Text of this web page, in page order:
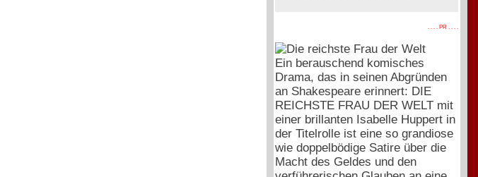
. . . . PR . . . .
Ein berauschend komisches
Drama, das in seinen Abgründen
an Shakespeare erinnert: DIE
REICHSTE FRAU DER WELT mit
einer brillanten Isabelle Huppert in
der Titelrolle ist eine so grandiose
wie doppelbödige Satire über die
Macht des Geldes und den